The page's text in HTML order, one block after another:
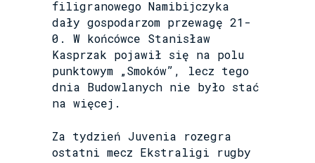
filigranowego Namibijczyka
dały gospodarzom przewagę 21-
0. W końcówce Stanisław
Kasprzak pojawił się na polu
punktowym „Smoków”, lecz tego
dnia Budowlanych nie było stać
na więcej.
Za tydzień Juvenia rozegra
ostatni mecz Ekstraligi rugby